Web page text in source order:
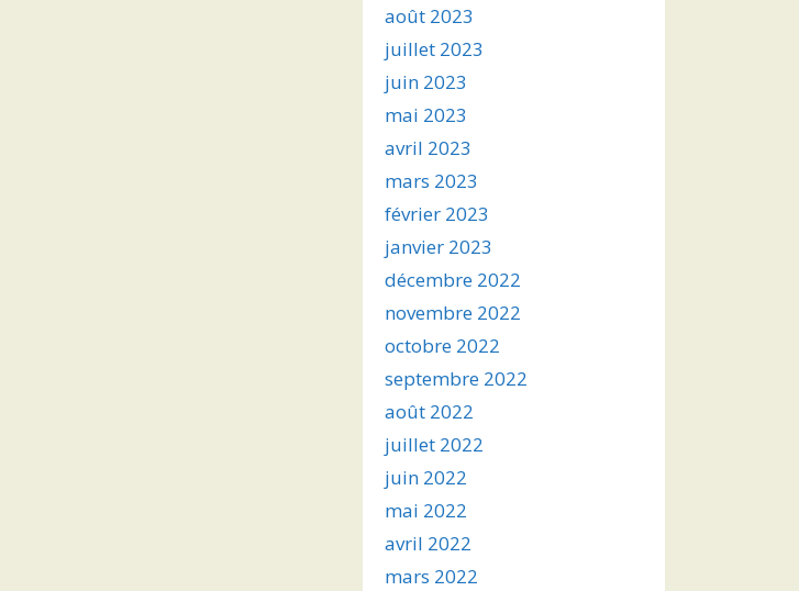
août 2023
juillet 2023
juin 2023
mai 2023
avril 2023
mars 2023
février 2023
janvier 2023
décembre 2022
novembre 2022
octobre 2022
septembre 2022
août 2022
juillet 2022
juin 2022
mai 2022
avril 2022
mars 2022